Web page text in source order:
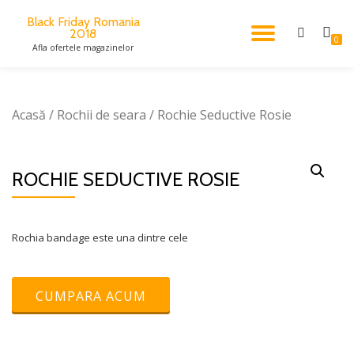
Black Friday Romania
2018
Afla ofertele magazinelor
0
Acasă / Rochii de seara / Rochie Seductive Rosie
ROCHIE SEDUCTIVE ROSIE
Rochia bandage este una dintre cele
CUMPARA ACUM